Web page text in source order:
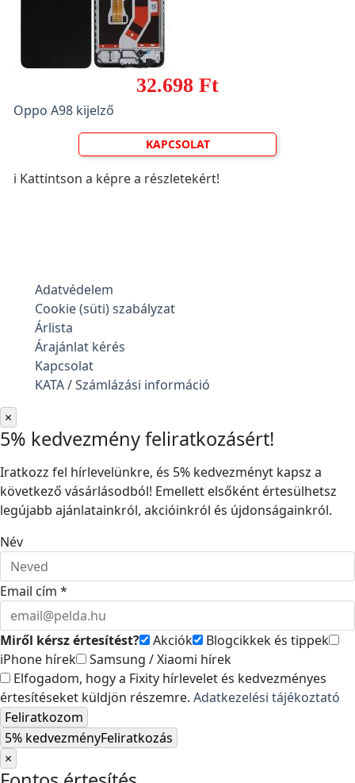
32.698 Ft
Oppo A98 kijelző
KAPCSOLAT
ℹ️ Kattintson a képre a részletekért!
Adatvédelem
Cookie (süti) szabályzat
Árlista
Árajánlat kérés
Kapcsolat
KATA / Számlázási információ
×
5% kedvezmény feliratkozásért!
Iratkozz fel hírlevelünkre, és 5% kedvezményt kapsz a
következő vásárlásodból! Emellett elsőként értesülhetsz
legújabb ajánlatainkról, akcióinkról és újdonságainkról.
Név
Email cím *
Miről kérsz értesítést? Akciók
Blogcikkek és tippek
iPhone hírek
Samsung / Xiaomi hírek
Elfogadom, hogy a Fixity hírlevelet és kedvezményes
értesítéseket küldjön részemre. Adatkezelési tájékoztató
Feliratkozom
5% kedvezményFeliratkozás
×